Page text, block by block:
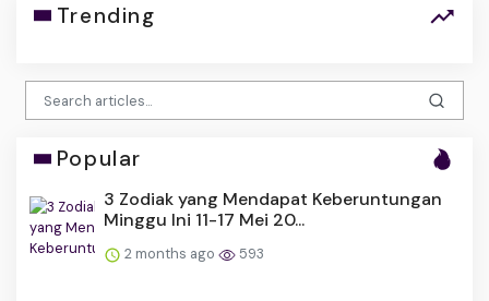
Trending
Popular
3 Zodiak yang Mendapat Keberuntungan
Minggu Ini 11-17 Mei 20...
2 months ago 593